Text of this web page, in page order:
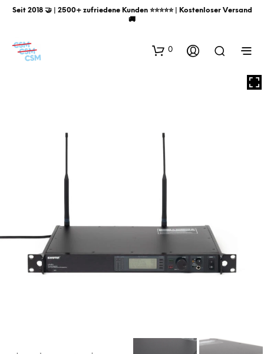
Seit 2018 🤝 | 2500+ zufriedene Kunden ⭐️⭐️⭐️⭐️⭐️ | Kostenloser Versand
🚚
0